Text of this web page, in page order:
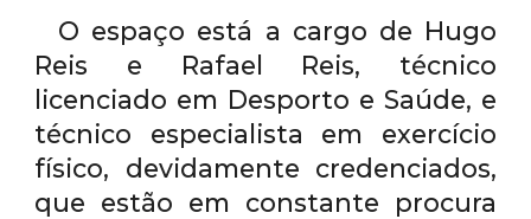
O espaço está a cargo de Hugo
Reis e Rafael Reis, técnico
licenciado em Desporto e Saúde, e
técnico especialista em exercício
físico, devidamente credenciados,
que estão em constante procura